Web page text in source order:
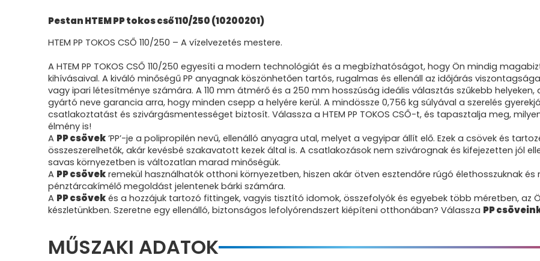
Pestan HTEM PP tokos cső 110/250 (10200201)
HTEM PP TOKOS CSŐ 110/250 – A vízelvezetés mestere.
A HTEM PP TOKOS CSŐ 110/250 egyesíti a modern technológiát és a megbízhatóságot, hogy Ön mindig
kihívásaival. A kiváló minőségű PP anyagnak köszönhetően tartós, rugalmas és ellenáll az időjárás
vagy ipari létesítménye számára. A 110 mm átmérő és a 250 mm hosszúság ideális választás szűkebb
gyártó neve garancia arra, hogy minden csepp a helyére kerül. A mindössze 0,756 kg súlyával a szerelés
csatlakoztatást és szivárgásmentességet biztosít. Válassza a HTEM PP TOKOS CSŐ-t, és tapasztalja meg,
élmény is!
A PP csövek ’PP’-je a polipropilén nevű, ellenálló anyagra utal, melyet a vegyipar állít elő. Ezek a csövek és
összeszerelhetők, akár kevésbé szakavatott kezek által is. A csatlakozások nem szivárognak és kifejezetten jól
savas környezetben is változatlan marad minőségük.
A PP csövek remekül használhatók otthoni környezetben, hiszen akár ötven esztendőre rúgó élethosszuknak
pénztárcakímélő megoldást jelentenek bárki számára.
A PP csövek és a hozzájuk tartozó fittingek, vagyis tisztító idomok, összefolyók és egyebek több méretben, az
készletünkben. Szeretne egy ellenálló, biztonságos lefolyórendszert kiépíteni otthonában? Válassza PP
MŰSZAKI ADATOK